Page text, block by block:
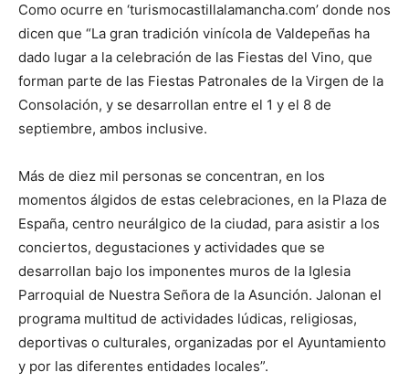
Como ocurre en ‘turismocastillalamancha.com’ donde nos
dicen que “La gran tradición vinícola de Valdepeñas ha
dado lugar a la celebración de las Fiestas del Vino, que
forman parte de las Fiestas Patronales de la Virgen de la
Consolación, y se desarrollan entre el 1 y el 8 de
septiembre, ambos inclusive.
Más de diez mil personas se concentran, en los
momentos álgidos de estas celebraciones, en la Plaza de
España, centro neurálgico de la ciudad, para asistir a los
conciertos, degustaciones y actividades que se
desarrollan bajo los imponentes muros de la Iglesia
Parroquial de Nuestra Señora de la Asunción. Jalonan el
programa multitud de actividades lúdicas, religiosas,
deportivas o culturales, organizadas por el Ayuntamiento
y por las diferentes entidades locales”.